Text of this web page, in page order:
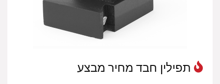
תפילין חבד מחיר מבצע